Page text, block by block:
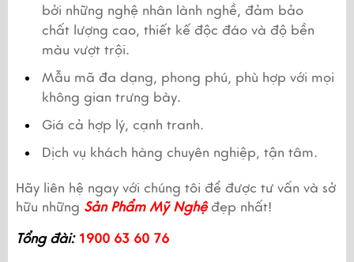
bởi những nghệ nhân lành nghề, đảm bảo
chất lượng cao, thiết kế độc đáo và độ bền
màu vượt trội.
Mẫu mã đa dạng, phong phú, phù hợp với mọi
không gian trưng bày.
Giá cả hợp lý, cạnh tranh.
Dịch vụ khách hàng chuyên nghiệp, tận tâm.
Hãy liên hệ ngay với chúng tôi để được tư vấn và sở
hữu những Sản Phẩm Mỹ Nghệ đẹp nhất!
Tổng đài: 1900 63 60 76